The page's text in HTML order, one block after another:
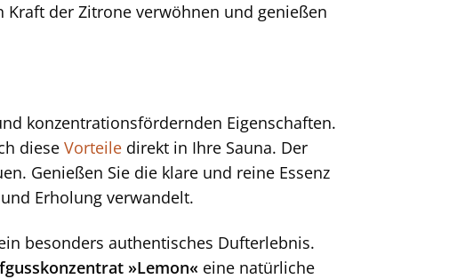
Kraft der Zitrone verwöhnen und genießen
konzentrationsfördernden Eigenschaften.
dieseVorteile direkt in Ihre Sauna. Der
Genießen Sie die klare und reine Essenz
Erholung verwandelt.
besonders authentisches Dufterlebnis.
»Lemon« eine natürliche